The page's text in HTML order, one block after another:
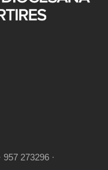
273296 ·